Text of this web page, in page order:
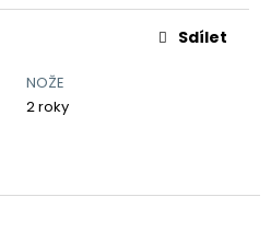
NOŽE
2 roky
Sdílet